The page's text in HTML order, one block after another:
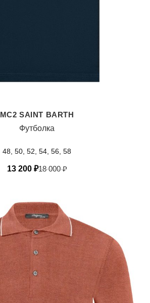
MC2 SAINT BARTH
Футболка
48, 50, 52, 54, 56, 58
13 200 ₽18 000₽